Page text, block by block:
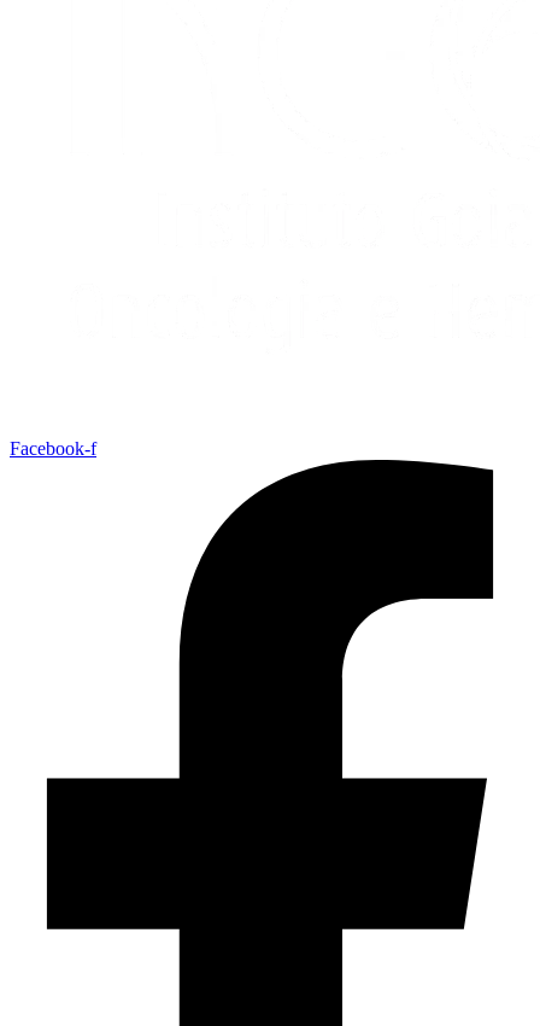
Facebook-f